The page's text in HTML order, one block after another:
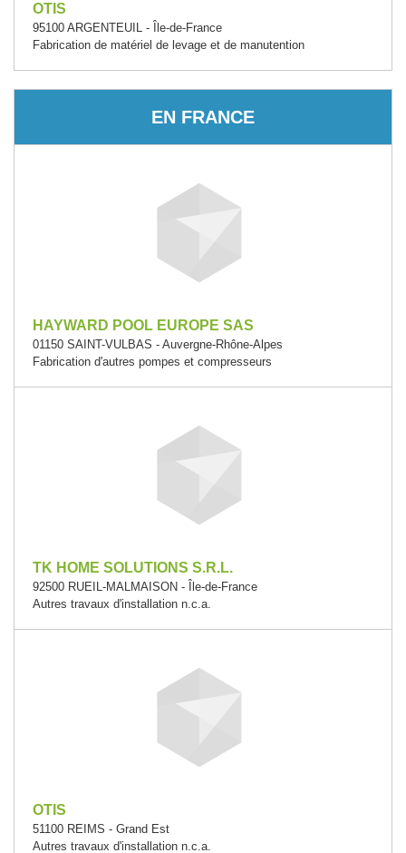
OTIS
95100 ARGENTEUIL - Île-de-France
Fabrication de matériel de levage et de manutention
EN FRANCE
HAYWARD POOL EUROPE SAS
01150 SAINT-VULBAS - Auvergne-Rhône-Alpes
Fabrication d'autres pompes et compresseurs
TK HOME SOLUTIONS S.R.L.
92500 RUEIL-MALMAISON - Île-de-France
Autres travaux d'installation n.c.a.
OTIS
51100 REIMS - Grand Est
Autres travaux d'installation n.c.a.